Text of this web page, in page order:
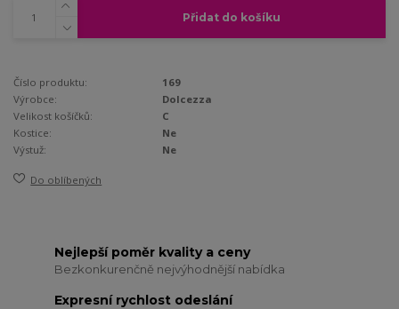
Přidat do košíku
Číslo produktu:
169
Výrobce:
Dolcezza
Velikost košíčků:
C
Kostice:
Ne
Výstuž:
Ne
Do oblíbených
Nejlepší poměr kvality a ceny
Bezkonkurenčně nejvýhodnější nabídka
Expresní rychlost odeslání